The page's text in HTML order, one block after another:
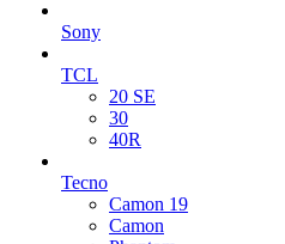
Sony
TCL
20 SE
30
40R
Tecno
Camon 19
Camon